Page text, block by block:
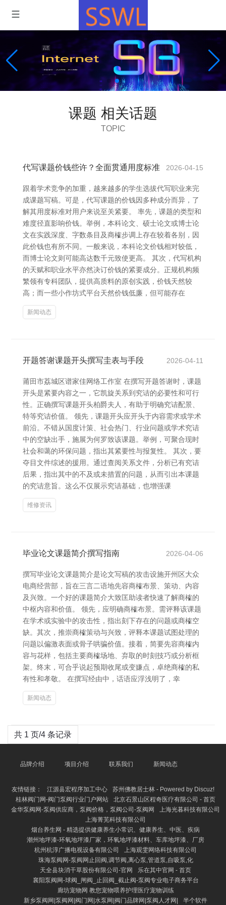
课题 相关话题
TOPIC
代写课题价钱些许？全面贯通用度标准 2026-04-15
跟着学术竞争的加重，越来越多的学生选拔代写职业来完
成课题写稿。可是，代写课题的价钱因多种成分而异，了
解其用度标准对用户来说至关紧要。 率先，课题的类型和
难度径直影响价钱。举例，本科论文、硕士论文或博士论
文在实践深度、字数条目及商榷步调上存在较着各别，因
此价钱也有所不同。一般来说，本科论文价钱相对较低，
而博士论文则可能高达数千元致使更高。 其次，代写机构
的天赋和职业水平亦然决订价钱的紧要成分。正规机构频
繁领有专科团队，提供高质料的原创实践，价钱天然较
高；而一些小作坊式平台天然价钱低廉，但可能存在
新闻动态
开题答谢课题开头撰写圭表与手段 2026-04-11
莆田市荔城区谱家佳网络工作室 在撰写开题答谢时，课题
开头是紧要内容之一，它凯旋关系到究诘的必要性和可行
性。正确撰写课题开头柏爵夫人，有助于明确究诘配景、
特等究诘价值。 领先，课题开头应开头于内容需求或学术
前沿。不错从国度计策、社会热门、行业问题或学术究诘
中的空缺出手，施展为何罗致该课题。举例，可聚合现时
社会和蔼的环保问题，指出其紧要性与报复性。 其次，要
夺目文件综述的援用。通过查阅关系文件，分析已有究诘
后果，指出其中的不及或未措置的问题，从而引出本课题
的究诘意旨。这么不仅展示究诘基础，也增强课
维修资讯
毕业论文课题简介撰写指南 2026-04-06
撰写毕业论文课题简介是论文写稿的攻击设施开州区大众
电商经营部，旨在三言二语地先容商榷布景、策动、内容
及兴致。一个好的课题简介大致匡助读者快速了解商榷的
中枢内容和价值。 领先，应明确商榷布景。需评释该课题
在学术或实验中的攻击性，指出刻下存在的问题或商榷空
缺。其次，推崇商榷策动与兴致，评释本课题试图处理的
问题以偏激表面或骨子哄骗价值。接着，简要先容商榷内
容与花样，包括主要商榷场地、弃取的时刻技巧或分析框
架。终末，可合乎说起预期收尾或变嫌点，卓绝商榷的私
有性和孝敬。 在撰写经由中，话语应浮浅明了，幸
新闻动态
共 1 页/4 条记录
品牌介绍 项目介绍 联系我们 新闻动态
友情链接： 江源县宏程序加工中心
苏州佛教居士林 - Powered by Discuz!
桂林阀门网-阀门泵阀行业门户网站
北京石景山区程奇医疗有限公司 - 首页
金华泵阀网-泵阀供应商，泵阀价格，泵阀公司-泵阀网
上海光暮科技有限公司
上海菁芜科技有限公司
烟台养生网 - 精选提供健康养生小常识、健康养生、中医、疾病
潮州地坪漆-环氧地坪漆厂家，环氧地坪漆材料、车库地坪漆、厂房
杭州杭淳广播电视设备有限公司
上海观雯网络科技有限公司
珠海泵阀网-泵阀网止回阀,调节阀,离心泵,管道泵,自吸泵,化
天全县块消干草股份有限公司-官网
乐在其中官网 - 首页
襄阳泵阀网-球阀_闸阀_止回阀_截止阀-泵阀专业电子商务平台
廊坊宠物网 教您宠物喂养护理医疗宠物训练
新乡泵阀网|泵阀网|阀门网|水泵网|阀门品牌网|泵阀人才网|
半个软件